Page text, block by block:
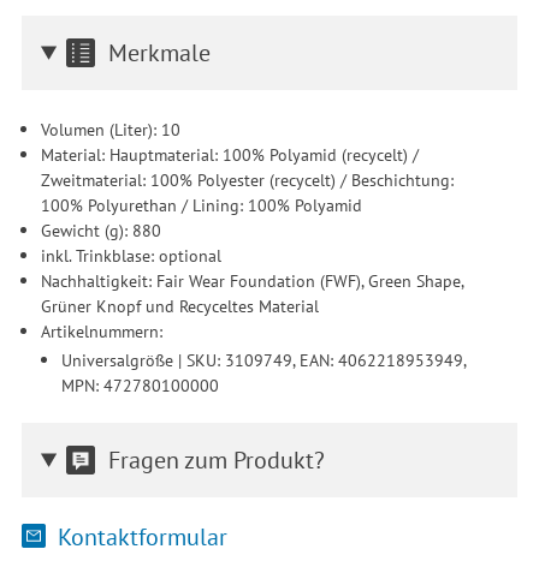
Merkmale
Volumen (Liter): 10
Material: Hauptmaterial: 100% Polyamid (recycelt) /
Zweitmaterial: 100% Polyester (recycelt) / Beschichtung:
100% Polyurethan / Lining: 100% Polyamid
Gewicht (g): 880
inkl. Trinkblase: optional
Nachhaltigkeit: Fair Wear Foundation (FWF), Green Shape,
Grüner Knopf und Recyceltes Material
Artikelnummern:
Universalgröße | SKU: 3109749, EAN: 4062218953949,
MPN: 472780100000
Fragen zum Produkt?
Kontaktformular